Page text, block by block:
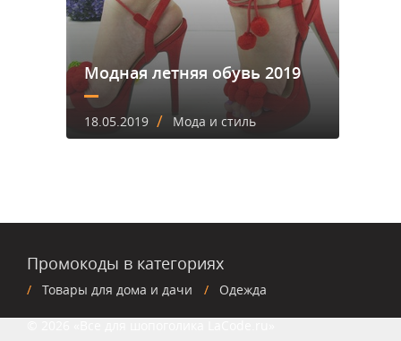
Модная летняя обувь 2019
18.05.2019 / Мода и стиль
Промокоды в категориях
Товары для дома и дачи Одежда